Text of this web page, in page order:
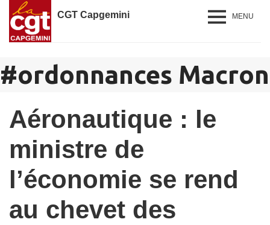
CGT Capgemini MENU
#ordonnances Macron
Aéronautique : le
ministre de
l’économie se rend
au chevet des